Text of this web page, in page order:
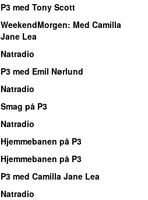
P3 med Tony Scott
WeekendMorgen: Med Camilla
Jane Lea
Natradio
P3 med Emil Nørlund
Natradio
Smag på P3
Natradio
Hjemmebanen på P3
Hjemmebanen på P3
P3 med Camilla Jane Lea
Natradio